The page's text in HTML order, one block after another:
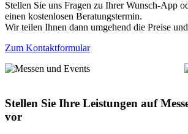
Stellen Sie uns Fragen zu Ihrer Wunsch-App
einen kostenlosen Beratungstermin.
Wir teilen Ihnen dann umgehend die Preise
Zum Kontaktformular
Stellen Sie Ihre Leistungen auf
vor